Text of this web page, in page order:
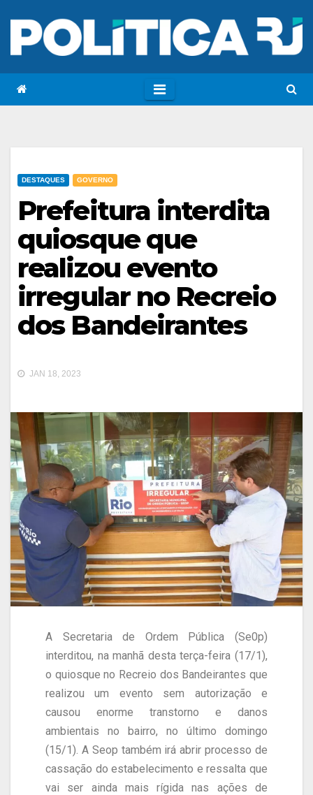
DESTAQUES GOVERNO
Prefeitura interdita
quiosque que
realizou evento
irregular no Recreio
dos Bandeirantes
JAN 18, 2023
A Secretaria de Ordem Pública (Se0p)
interditou, na manhã desta terça-feira (17/1),
o quiosque no Recreio dos Bandeirantes que
realizou um evento sem autorização e
causou enorme transtorno e danos
ambientais no bairro, no último domingo
(15/1). A Seop também irá abrir processo de
cassação do estabelecimento e ressalta que
vai ser ainda mais rígida nas ações de